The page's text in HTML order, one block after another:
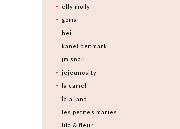
elly molly
goma
hei
kanel denmark
jm snail
jejeunosity
la camel
lala land
les petites maries
lila & fleur